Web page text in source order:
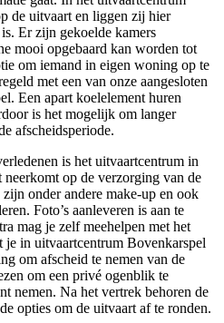
de uitvaart en liggen zij hier
Er zijn gekoelde kamers
mooi opgebaard kan worden tot
om iemand in eigen woning op te
met een van onze aangesloten
Een apart koelelement huren
is het mogelijk om langer
afscheidsperiode.
is het uitvaartcentrum in
op de verzorging van de
onder andere make-up en ook
Foto’s aanleveren is aan te
mag je zelf meehelpen met het
in uitvaartcentrum Bovenkarspel
om afscheid te nemen van de
om een privé ogenblik te
nemen. Na het vertrek behoren de
opties om de uitvaart af te ronden.